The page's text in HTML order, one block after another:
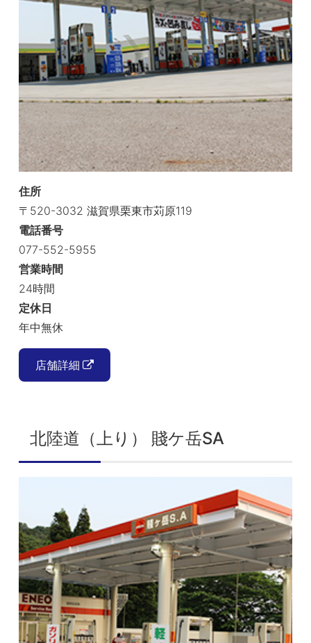
住所
〒520-3032 滋賀県栗東市苅原119
電話番号
077-552-5955
営業時間
24時間
定休日
年中無休
店舗詳細
北陸道（上り） 賤ケ岳SA